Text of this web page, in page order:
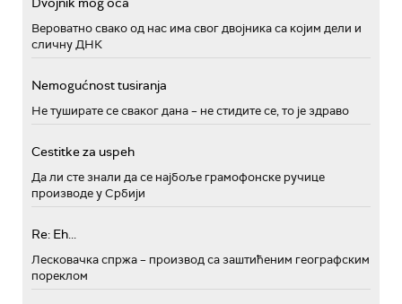
Вероватно свако од нас има свог двојника са којим дели и
сличну ДНК
Nemogućnost tusiranja
Не туширате се сваког дана – не стидите се, то је здраво
Cestitke za uspeh
Да ли сте знали да се најбоље грамофонске ручице
производе у Србији
Re: Eh...
Лесковачка спржа – производ са заштићеним географским
пореклом